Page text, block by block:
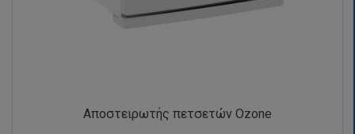
Αποστειρωτής πετσετών Ozone